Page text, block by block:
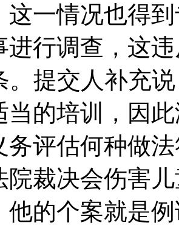
这一情况也得
进行调查，这
。提交人补充
当的培训，因
务评估何种做
院裁决会伤害
他的个案就是